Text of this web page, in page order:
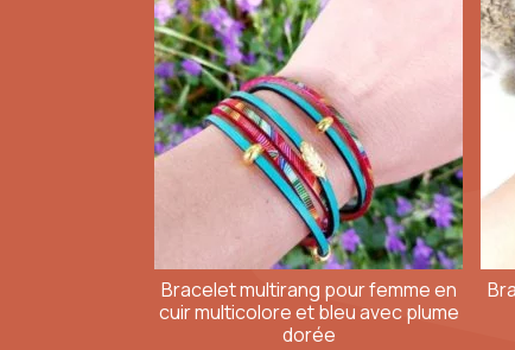
Bracelet cuir coloré
Fuchsia, vert, bleu, jaune : la dose de couleur
poignet.
À porter seul ou à empiler avec unbracelet vert ou
À noter qu'il peut exister une légère différence
En point relais via Mondial Relay 6€ (livraison
Envoi rapide et soigné, le numéro de suivi vous
Bracelet multirang pour femme en
cuir multicolore et bleu avec plume
dorée